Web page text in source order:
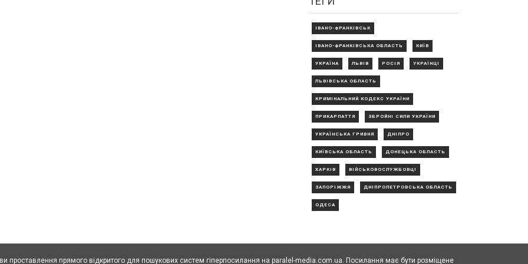
ІВАНО-ФРАНКІВСЬК
ІВАНО-ФРАНКІВСЬКА ОБЛАСТЬ КИЇВ
УКРАЇНА ЛЬВІВ РОСІЯ УКРАЇНЦІ
ЛЬВІВСЬКА ОБЛАСТЬ
КРИМІНАЛЬНИЙ КОДЕКС УКРАЇНИ
ПРИКАРПАТТЯ ЗБРОЙНІ СИЛИ УКРАЇНИ
УКРАЇНСЬКА ГРИВНЯ ДНІПРО
КИЇВСЬКА ОБЛАСТЬ ДОНЕЦЬКА ОБЛАСТЬ
ХАРКІВ ВІЙСЬКОВОСЛУЖБОВЦІ
ЗАПОРІЖЖЯ ДНІПРОПЕТРОВСЬКА ОБЛАСТЬ
ОДЕСА
проставлення прямого відкритого для пошукових систем гіперпосилання на paralel-media.com.ua. Посилання має бути розміщене